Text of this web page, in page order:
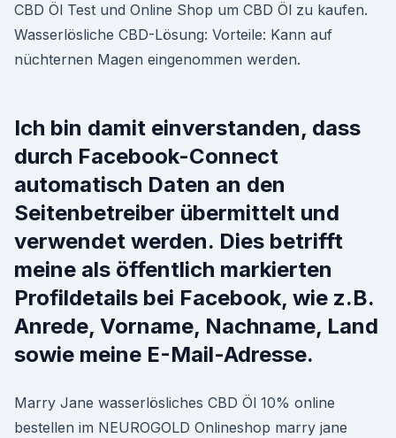
CBD Öl Test und Online Shop um CBD Öl zu kaufen.
Wasserlösliche CBD-Lösung: Vorteile: Kann auf
nüchternen Magen eingenommen werden.
Ich bin damit einverstanden, dass
durch Facebook-Connect
automatisch Daten an den
Seitenbetreiber übermittelt und
verwendet werden. Dies betrifft
meine als öffentlich markierten
Profildetails bei Facebook, wie z.B.
Anrede, Vorname, Nachname, Land
sowie meine E-Mail-Adresse.
Marry Jane wasserlösliches CBD Öl 10% online
bestellen im NEUROGOLD Onlineshop marry jane